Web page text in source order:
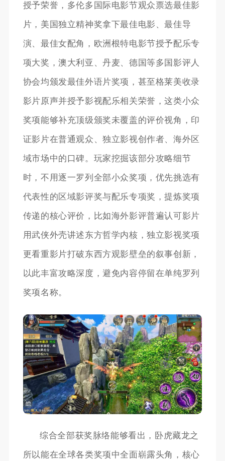
授予荣誉，多伦多国际电影节观众票选最佳影
片，美国独立精神奖拿下最佳电影、最佳导
演、最佳女配角，欧洲根特电影节授予配乐专
项大奖，澳大利亚、丹麦、德国等多国影评人
协会均颁发最佳外语片奖项，甚至格莱美收录
影片原声并授予影视配乐相关荣誉，这类小众
奖项能够补充顶级颁奖未覆盖的评价视角，印
证影片在普通观众、独立影视创作者、海外区
域市场中的口碑。玩家挖掘该部分攻略细节
时，不用逐一罗列全部小众奖项，优先挑选有
代表性的区域影评奖与配乐专项奖，提炼奖项
传递的核心评价，比如海外影评普遍认可影片
用武侠外壳讲述东方哲学内核，独立影视奖项
更看重影片打破东西方观影壁垒的叙事创新，
以此丰富攻略深度，避免内容停留在单纯罗列
奖项名称。
综合全部获奖脉络能够看出，卧虎藏龙之
所以能在全球各类奖项中全面崭露头角，核心